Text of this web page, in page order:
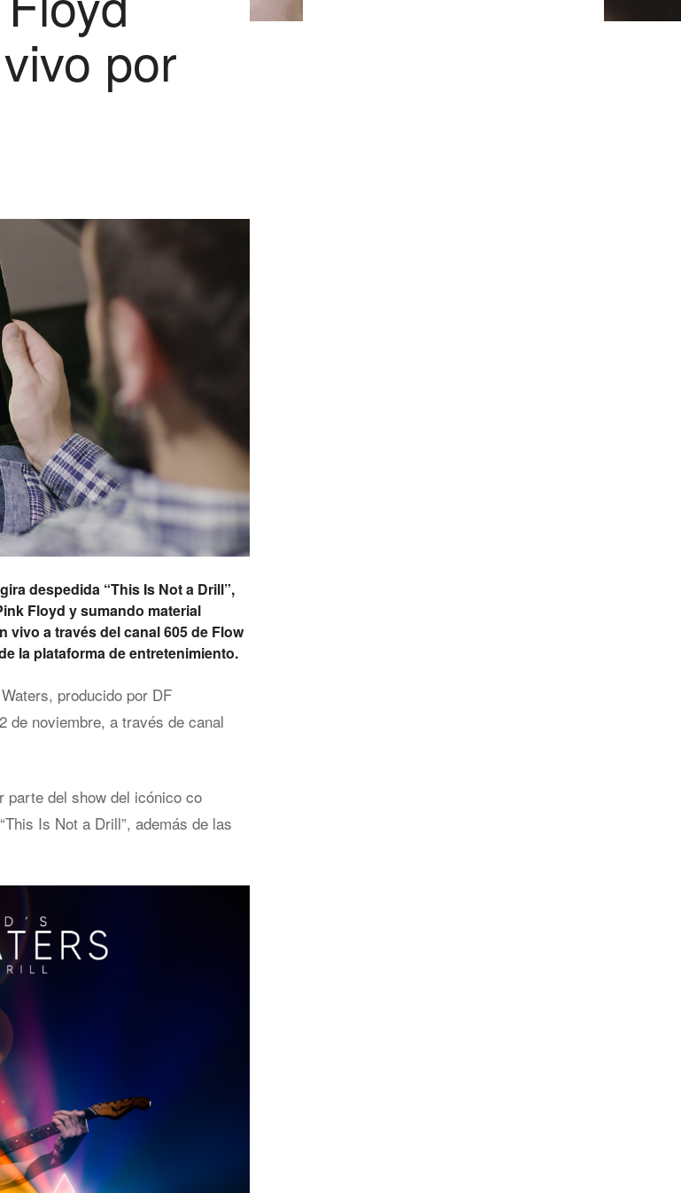
por
despedida “This Is Not a Drill”,
Floyd y sumando material
vivo a través del canal 605 de Flow
la plataforma de entretenimiento.
producido por DF
de noviembre, a través de canal
parte del show del icónico co
Is Not a Drill”, además de las